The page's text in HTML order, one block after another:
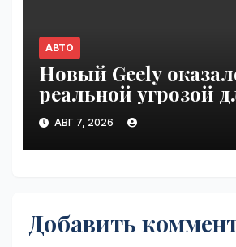
АВТО
Новый Geely
реальной угрозой
Volkswagen Polo в
VseTime.ru
АВГ 7, 2026
Добавить